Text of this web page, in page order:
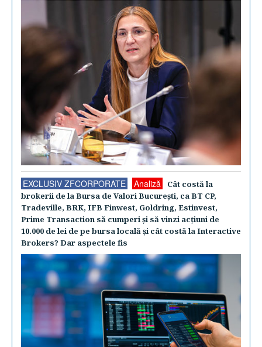
EXCLUSIV ZFCORPORATE Analiză
Cât costă la
brokerii de la Bursa de Valori Bucureşti, ca BT CP,
Tradeville, BRK, IFB Finwest, Goldring, Estinvest,
Prime Transaction să cumperi şi să vinzi acţiuni de
10.000 de lei de pe bursa locală şi cât costă la Interactive
Brokers? Dar aspectele fis